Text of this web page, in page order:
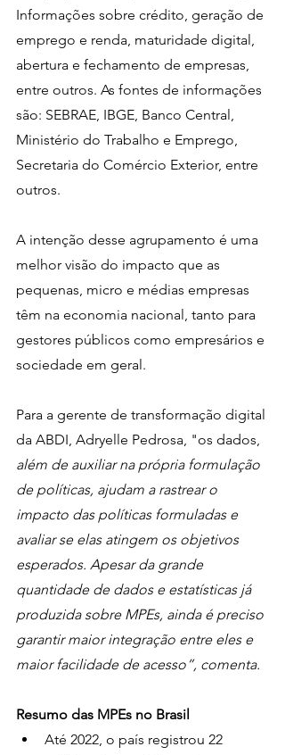
Informações sobre crédito, geração de
emprego e renda, maturidade digital,
abertura e fechamento de empresas,
entre outros. As fontes de informações
são: SEBRAE, IBGE, Banco Central,
Ministério do Trabalho e Emprego,
Secretaria do Comércio Exterior, entre
outros.
A intenção desse agrupamento é uma
melhor visão do impacto que as
pequenas, micro e médias empresas
têm na economia nacional, tanto para
gestores públicos como empresários e
sociedade em geral.
Para a gerente de transformação digital
da ABDI, Adryelle Pedrosa, "os dados,
além de auxiliar na própria formulação
de políticas, ajudam a rastrear o
impacto das políticas formuladas e
avaliar se elas atingem os objetivos
esperados. Apesar da grande
quantidade de dados e estatísticas já
produzida sobre MPEs, ainda é preciso
garantir maior integração entre eles e
maior facilidade de acesso”, comenta.
Resumo das MPEs no Brasil
Até 2022, o país registrou 22